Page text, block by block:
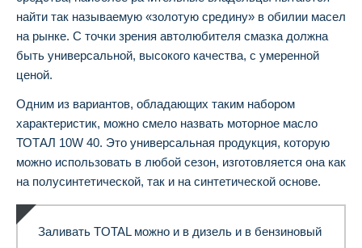
найти так называемую «золотую средину» в обилии масел
на рынке. С точки зрения автолюбителя смазка должна
быть универсальной, высокого качества, с умеренной
ценой.
Одним из вариантов, обладающих таким набором
характеристик, можно смело назвать моторное масло
ТОТАЛ 10W 40. Это универсальная продукция, которую
можно использовать в любой сезон, изготовляется она как
на полусинтетической, так и на синтетической основе.
Заливать TOTAL можно и в дизель и в бензиновый